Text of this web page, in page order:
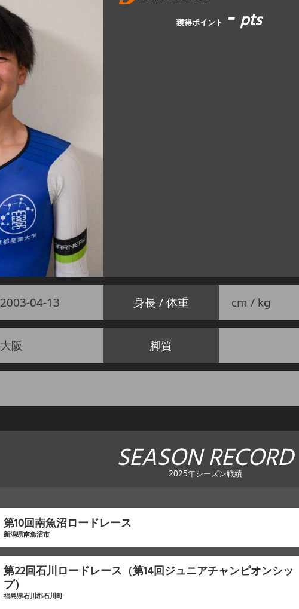
獲得ポイント -pts
2003-04-13 身長 / 体重 cm / kg
大阪 脚質
SEASON RECORD
2025年シーズン戦績
第10回南魚沼ロードレース
新潟県南魚沼市
第22回石川ロードレース（第14回ジュニアチャンピオンシッ
プ）
福島県石川郡石川町